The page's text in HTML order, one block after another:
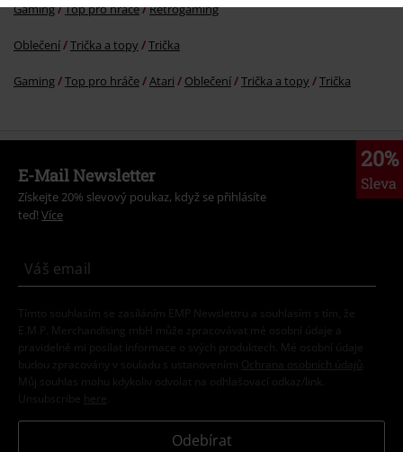
Gaming Top pro hráče Retrogaming
Oblečení Trička a topy Trička
Gaming Top pro hráče Atari Oblečení Trička a topy Trička
20%
Sleva
E-Mail Newsletter
Získejte 20% slevový poukaz, když se přihlásíte
teď! Více
Tímto souhlasím se zasíláním EMP Newslettru a souhlasím s tím, že
E.M.P. Merchandising mbH může zpracovávat mé osobní údaje a
pravidelně mi posílat informace o svých produktech. Mé osobní údaje
budou zpracovány v souladu s ustanoveními
Ochrana osobních údajů
Můj souhlas mohu kdykoliv odvolat na odhlašovací odkaz/link.
Unsubscribe here
Odebírat